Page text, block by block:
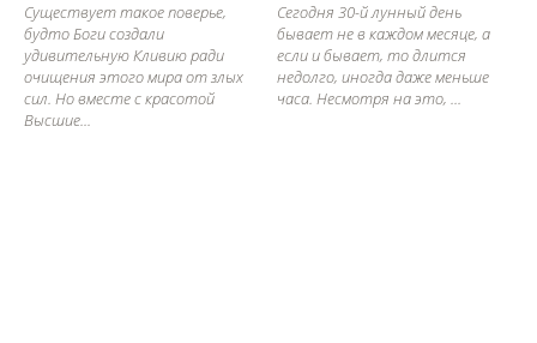
Существует такое поверье,
будто Боги создали
удивительную Кливию ради
очищения этого мира от злых
сил. Но вместе с красотой
Высшие...
Сегодня 30-й лунный день
бывает не в каждом месяце, а
если и бывает, то длится
недолго, иногда даже меньше
часа. Несмотря на это, ...